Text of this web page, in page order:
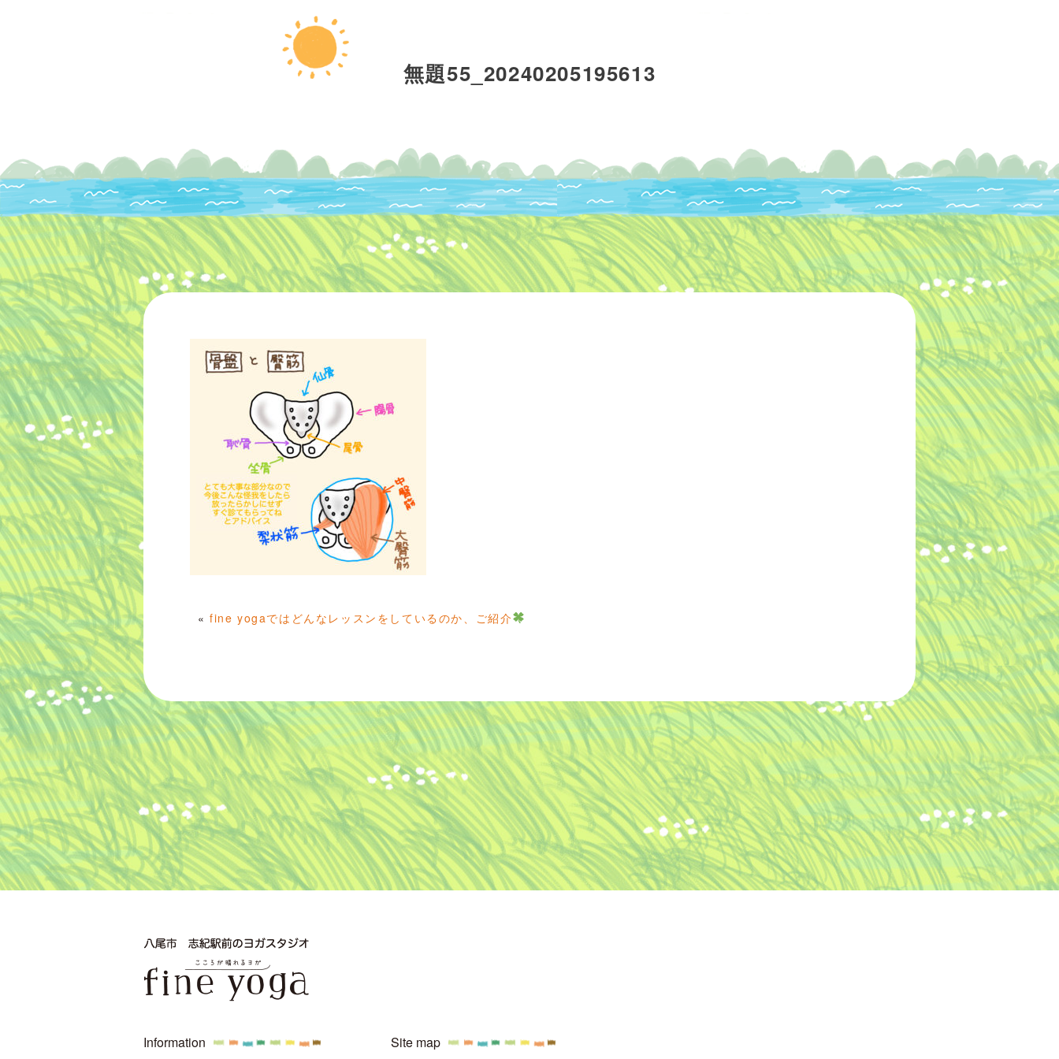
fine yogaについて レッスンについて インストラクター
派遣
無題55_20240205195613
« fine yogaではどんなレッスンをしているのか、ご紹介
Information Site map